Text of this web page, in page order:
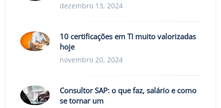
dezembro 13, 2024
10 certificações em TI muito valorizadas
hoje
novembro 20, 2024
Consultor SAP: o que faz, salário e como
se tornar um